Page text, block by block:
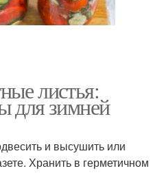
листья:
для зимней
и высушить или
Хранить в герметичном